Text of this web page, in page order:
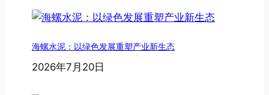
海螺水泥：以绿色发展重塑产业新生态
2026年7月20日